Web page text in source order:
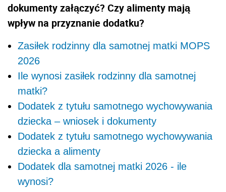
dokumenty załączyć? Czy alimenty mają
wpływ na przyznanie dodatku?
Zasiłek rodzinny dla samotnej matki MOPS
2026
Ile wynosi zasiłek rodzinny dla samotnej
matki?
Dodatek z tytułu samotnego wychowywania
dziecka – wniosek i dokumenty
Dodatek z tytułu samotnego wychowywania
dziecka a alimenty
Dodatek dla samotnej matki 2026 - ile
wynosi?